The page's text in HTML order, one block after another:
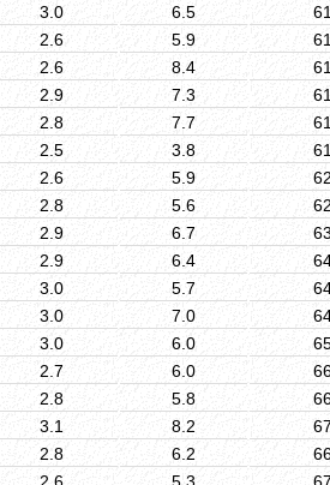
3.0 6.5
2.6 5.9
2.6 8.4
2.9 7.3
2.8 7.7
2.5 3.8
2.6 5.9
2.8 5.6
2.9 6.7
2.9 6.4
3.0 5.7
3.0 7.0
3.0 6.0
2.7 6.0
2.8 5.8
3.1 8.2
2.8 6.2
2.6 5.3